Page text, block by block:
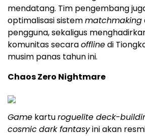
mendatang. Tim pengembang
optimalisasi sistemmatchmaking
pengguna, sekaligus
komunitas secaraofflinedi
musim panas tahun ini.
Chaos Zero Nightmare
Game karturoguelite deck-
cosmicdark fantasyini akan